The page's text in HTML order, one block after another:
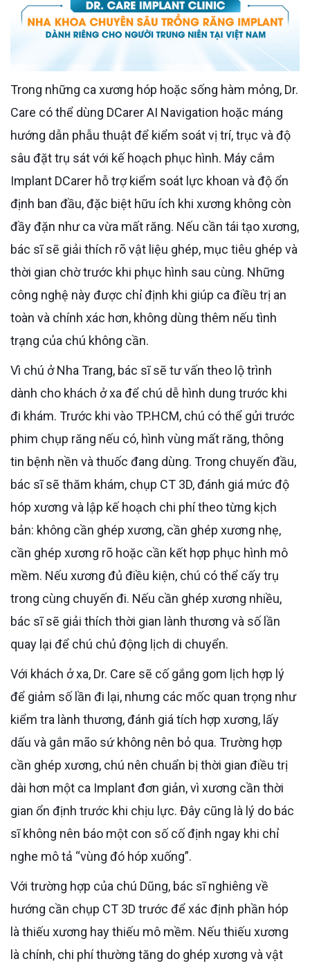
Trong những ca xương hóp hoặc sống hàm mỏng, Dr.
Care có thể dùng DCarer AI Navigation hoặc máng
hướng dẫn phẫu thuật để kiểm soát vị trí, trục và độ
sâu đặt trụ sát với kế hoạch phục hình. Máy cắm
Implant DCarer hỗ trợ kiểm soát lực khoan và độ ổn
định ban đầu, đặc biệt hữu ích khi xương không còn
đầy đặn như ca vừa mất răng. Nếu cần tái tạo xương,
bác sĩ sẽ giải thích rõ vật liệu ghép, mục tiêu ghép và
thời gian chờ trước khi phục hình sau cùng. Những
công nghệ này được chỉ định khi giúp ca điều trị an
toàn và chính xác hơn, không dùng thêm nếu tình
trạng của chú không cần.
Vì chú ở Nha Trang, bác sĩ sẽ tư vấn theo lộ trình
dành cho khách ở xa để chú dễ hình dung trước khi
đi khám. Trước khi vào TP.HCM, chú có thể gửi trước
phim chụp răng nếu có, hình vùng mất răng, thông
tin bệnh nền và thuốc đang dùng. Trong chuyến đầu,
bác sĩ sẽ thăm khám, chụp CT 3D, đánh giá mức độ
hóp xương và lập kế hoạch chi phí theo từng kịch
bản: không cần ghép xương, cần ghép xương nhẹ,
cần ghép xương rõ hoặc cần kết hợp phục hình mô
mềm. Nếu xương đủ điều kiện, chú có thể cấy trụ
trong cùng chuyến đi. Nếu cần ghép xương nhiều,
bác sĩ sẽ giải thích thời gian lành thương và số lần
quay lại để chú chủ động lịch di chuyển.
Với khách ở xa, Dr. Care sẽ cố gắng gom lịch hợp lý
để giảm số lần đi lại, nhưng các mốc quan trọng như
kiểm tra lành thương, đánh giá tích hợp xương, lấy
dấu và gắn mão sứ không nên bỏ qua. Trường hợp
cần ghép xương, chú nên chuẩn bị thời gian điều trị
dài hơn một ca Implant đơn giản, vì xương cần thời
gian ổn định trước khi chịu lực. Đây cũng là lý do bác
sĩ không nên báo một con số cố định ngay khi chỉ
nghe mô tả “vùng đó hóp xuống”.
Với trường hợp của chú Dũng, bác sĩ nghiêng về
hướng cần chụp CT 3D trước để xác định phần hóp
là thiếu xương hay thiếu mô mềm. Nếu thiếu xương
là chính, chi phí thường tăng do ghép xương và vật